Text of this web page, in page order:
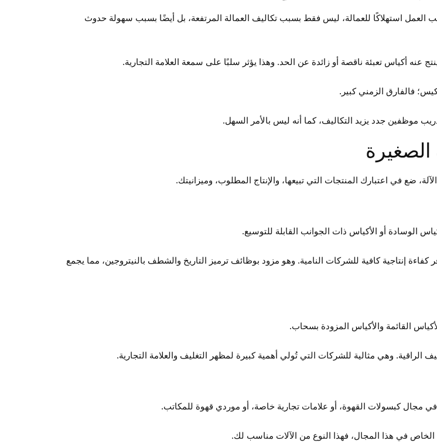
العمل استهلاكًا للعمالة، ليس فقط بسبب تكاليف العمالة المرتفعة، بل أيضًا بسبب سهولة حدوث
ضع في اعتبارك المنتجات التي تبيعها، والإنتاج المطلوب، وميزانيتك.
الوسادة أو الأكياس ذات الجوانب القابلة للتوسيع.
كفاءة إنتاجية كافية للشركات النامية. وهو مزود بوظائف ترميز التاريخ والشطف بالنيتروجين، مما يجمع
القائمة والأكياس المزودة بسحاب.
وهي مثالية للشركات التي تُولي أهمية كبيرة لمظهر التغليف والعلامة التجارية.
مجال كبسولات القهوة، أو علامات تجارية خاصة، أو موردي قهوة للمكاتب.
في هذا المجال، فهذا النوع من الآلات مناسب لك.